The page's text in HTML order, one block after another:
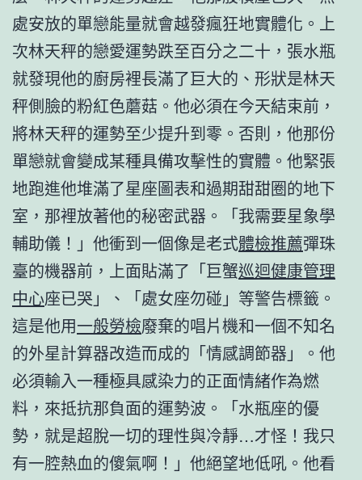
處安放的單戀能量就會越發瘋狂地實體化。上
次林天秤的戀愛運勢跌至百分之二十，張水瓶
就發現他的廚房裡長滿了巨大的、形狀是林天
秤側臉的粉紅色蘑菇。他必須在今天結束前，
將林天秤的運勢至少提升到零。否則，他那份
單戀就會變成某種具備攻擊性的實體。他緊張
地跑進他堆滿了星座圖表和過期甜甜圈的地下
室，那裡放著他的秘密武器。「我需要星象學
輔助儀！」他衝到一個像是老式體檢推薦彈珠
臺的機器前，上面貼滿了「巨蟹巡迴健康管理
中心座已哭」、「處女座勿碰」等警告標籤。
這是他用一般勞檢廢棄的唱片機和一個不知名
的外星計算器改造而成的「情感調節器」。他
必須輸入一種極具感染力的正面情緒作為燃
料，來抵抗那負面的運勢波。「水瓶座的優
勢，就是超脫一切的理性與冷靜…才怪！我只
有一腔熱血的傻氣啊！」他絕望地低吼。他看